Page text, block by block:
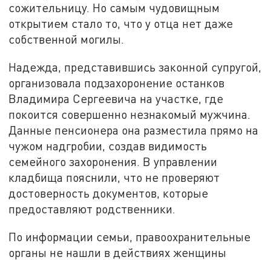
сожительницу. Но самым чудовищным
открытием стало то, что у отца нет даже
собственной могилы.
Надежда, представившись законной супругой,
организовала подзахоронение останков
Владимира Сергеевича на участке, где
покоится совершенно незнакомый мужчина.
Данные пенсионера она разместила прямо на
чужом надгробии, создав видимость
семейного захоронения. В управлении
кладбища пояснили, что не проверяют
достоверность документов, которые
предоставляют родственники.
По информации семьи, правоохранительные
органы не нашли в действиях женщины